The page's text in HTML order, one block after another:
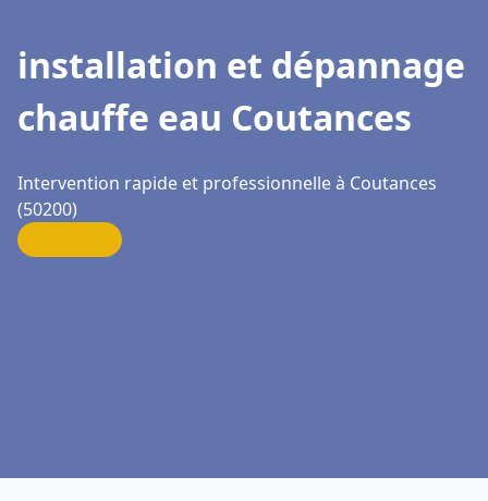
installation et dépannage
chauffe eau Coutances
Intervention rapide et professionnelle à Coutances
(50200)